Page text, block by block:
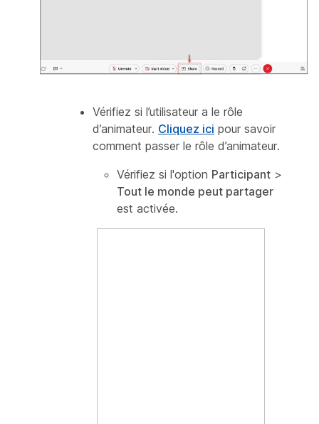
Vérifiez si l’utilisateur a le rôle
d’animateur. Cliquez ici pour savoir
comment passer le rôle d’animateur.
Vérifiez si l'option Participant >
Tout le monde peut partager
est activée.